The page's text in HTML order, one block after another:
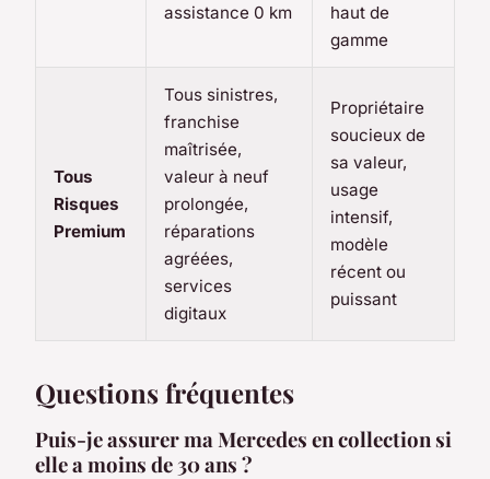
assistance 0 km
haut de
gamme
Tous
Risques
Premium
Tous sinistres,
franchise
maîtrisée,
valeur à neuf
prolongée,
réparations
agréées,
services
digitaux
Propriétaire
soucieux de
sa valeur,
usage
intensif,
modèle
récent ou
puissant
Questions fréquentes
Puis-je assurer ma Mercedes en collection si
elle a moins de 30 ans ?